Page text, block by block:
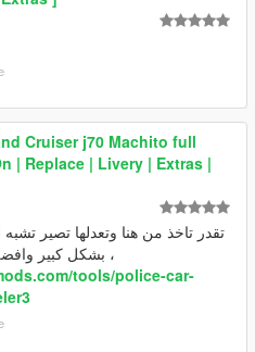
Cruiser j70 Machito full
| Replace | Livery | Extras |
بشكل كبير وافضل من اللي انت مركبها ،
tools/police-car-